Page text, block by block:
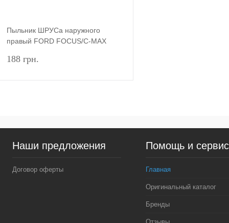
Пыльник ШРУСа наружного
правый FORD FOCUS/C-MAX
188 грн.
Купить в 1 клик Сравнение
В избранное Недоступно
Наши предложения
Договор оферты
Помощь и
Главная
Оригинальный каталог
Бренды